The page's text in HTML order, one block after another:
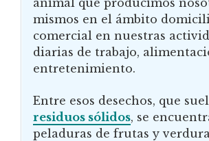
animal que producimos
mismos en el ámbito
comercial en nuestras
diarias de trabajo,
entretenimiento.
Entre esos desechos, que
residuos sólidos, se
peladuras de frutas y